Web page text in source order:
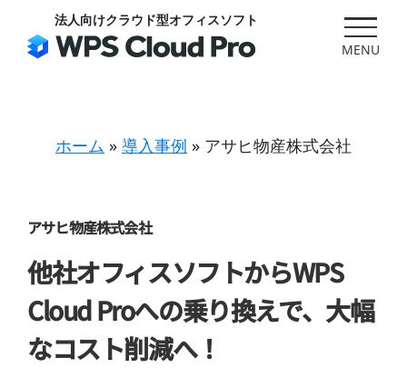
content
法人向けクラウド型オフィスソフト
ホーム » 導入事例 » アサヒ物産株式会社
アサヒ物産株式会社
他社オフィスソフトからWPS
Cloud Proへの乗り換えで、大幅
なコスト削減へ！